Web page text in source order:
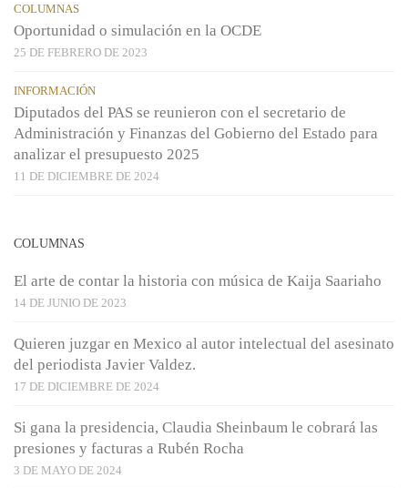
COLUMNAS
Oportunidad o simulación en la OCDE
25 DE FEBRERO DE 2023
INFORMACIÓN
Diputados del PAS se reunieron con el secretario de
Administración y Finanzas del Gobierno del Estado para
analizar el presupuesto 2025
11 DE DICIEMBRE DE 2024
COLUMNAS
El arte de contar la historia con música de Kaija Saariaho
14 DE JUNIO DE 2023
Quieren juzgar en Mexico al autor intelectual del asesinato
del periodista Javier Valdez.
17 DE DICIEMBRE DE 2024
Si gana la presidencia, Claudia Sheinbaum le cobrará las
presiones y facturas a Rubén Rocha
3 DE MAYO DE 2024